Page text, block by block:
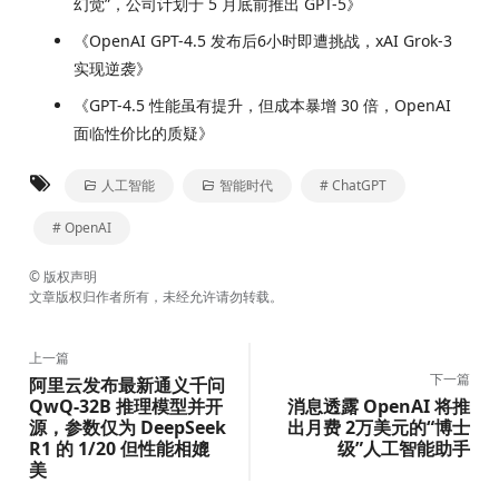
《OpenAI GPT-4.5 发布后6小时即遭挑战，xAI Grok-3
实现逆袭》
《GPT-4.5 性能虽有提升，但成本暴增 30 倍，OpenAI
面临性价比的质疑》
人工智能 智能时代 # ChatGPT
# OpenAI
© 版权声明
文章版权归作者所有，未经允许请勿转载。
上一篇
阿里云发布最新通义千问
QwQ-32B 推理模型并开
源，参数仅为 DeepSeek
R1 的 1/20 但性能相媲
美
下一篇
消息透露 OpenAI 将推
出月费 2万美元的“博士
级”人工智能助手